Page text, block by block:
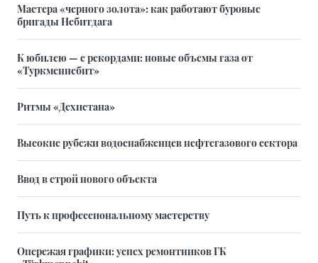
Мастера «черного золота»: как работают буровые
бригады Небитдага
К юбилею — с рекордами: новые объемы газа от
«Туркменнебит»
Ритмы «Дехистана»
Высокие рубежи водоснабженцев нефтегазового сектора
Ввод в строй нового объекта
Путь к профессиональному мастерству
Опережая графики: успех ремонтников ГК